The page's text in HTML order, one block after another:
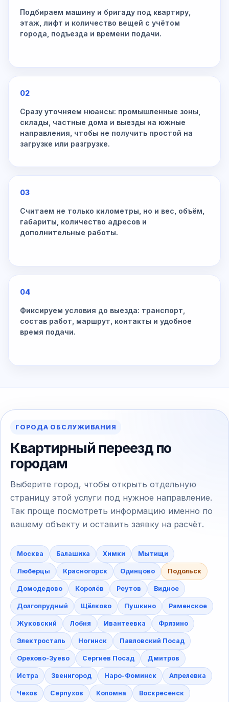
Подбираем машину и бригаду под квартиру,
этаж, лифт и количество вещей с учётом
города, подъезда и времени подачи.
02
Сразу уточняем нюансы: промышленные зоны,
склады, частные дома и выезды на южные
направления, чтобы не получить простой на
загрузке или разгрузке.
03
Считаем не только километры, но и вес, объём,
габариты, количество адресов и
дополнительные работы.
04
Фиксируем условия до выезда: транспорт,
состав работ, маршрут, контакты и удобное
время подачи.
ГОРОДА ОБСЛУЖИВАНИЯ
Квартирный переезд по
городам
Выберите город, чтобы открыть отдельную
страницу этой услуги под нужное направление.
Так проще посмотреть информацию именно по
вашему объекту и оставить заявку на расчёт.
Москва Балашиха Химки Мытищи
Люберцы Красногорск Одинцово Подольск
Домодедово Королёв Реутов Видное
Долгопрудный Щёлково Пушкино Раменское
Жуковский Лобня Ивантеевка Фрязино
Электросталь Ногинск Павловский Посад
Орехово-Зуево Сергиев Посад Дмитров
Истра Звенигород Наро-Фоминск Апрелевка
Чехов Серпухов Коломна Воскресенск